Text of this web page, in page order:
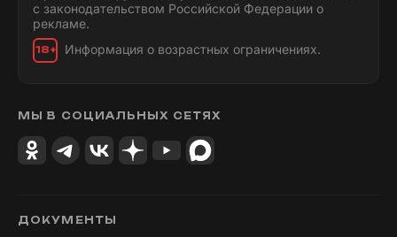
с законодательством Российской Федерации о
рекламе.
18+ Информация о возрастных ограничениях.
МЫ В СОЦИАЛЬНЫХ СЕТЯХ
ДОКУМЕНТЫ